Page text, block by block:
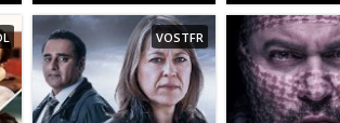
VOSTFR